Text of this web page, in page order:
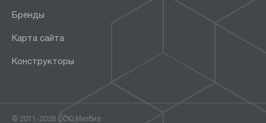
Бренды
Карта сайта
Конструкторы
© 2011-2026 ООО Метбиз